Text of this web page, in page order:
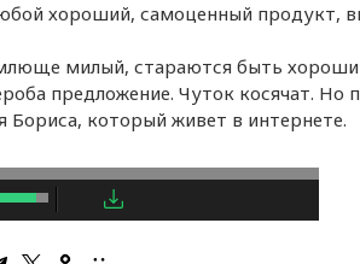
хороший, самоценный продукт,
милый, стараются быть
предложение. Чуток косячат.
Бориса, который живет в интернете.